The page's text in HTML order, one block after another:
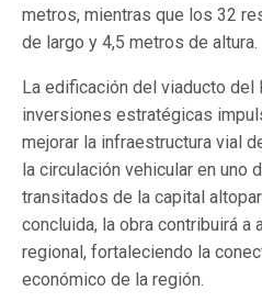
metros, mientras que los 32
de largo y 4,5 metros de altura.
La edificación del viaducto
inversiones estratégicas
mejorar la infraestructura vial
la circulación vehicular en uno
transitados de la capital
concluida, la obra contribuirá a
regional, fortaleciendo la
económico de la región.